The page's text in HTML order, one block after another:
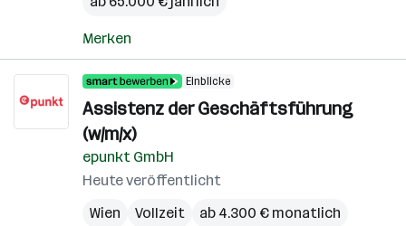
Merken
Einblicke
Assistenz der Geschäftsführung
(w/m/x)
epunkt GmbH
Heute veröffentlicht
Wien
Vollzeit ab 4.300 € monatlich